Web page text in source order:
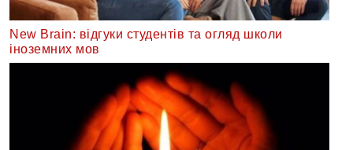
New Brain: відгуки студентів та огляд школи
іноземних мов